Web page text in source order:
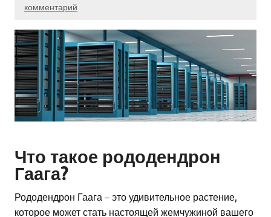
комментарий
Что такое рододендрон
Гаага?
Рододендрон Гаага – это удивительное растение,
которое может стать настоящей жемчужиной вашего